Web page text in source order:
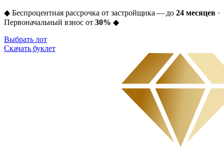
◆ Беспроцентная рассрочка от застройщика — до 24 месяцев ·
Первоначальный взнос от 30% ◆
Выбрать лот
Скачать буклет